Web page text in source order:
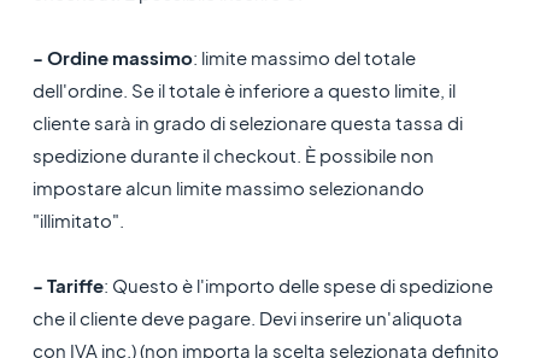
- Ordine massimo: limite massimo del totale
dell'ordine. Se il totale è inferiore a questo limite, il
cliente sarà in grado di selezionare questa tassa di
spedizione durante il checkout. È possibile non
impostare alcun limite massimo selezionando
"illimitato".
- Tariffe: Questo è l'importo delle spese di spedizione
che il cliente deve pagare. Devi inserire un'aliquota
con IVA inc.) (non importa la scelta selezionata definito